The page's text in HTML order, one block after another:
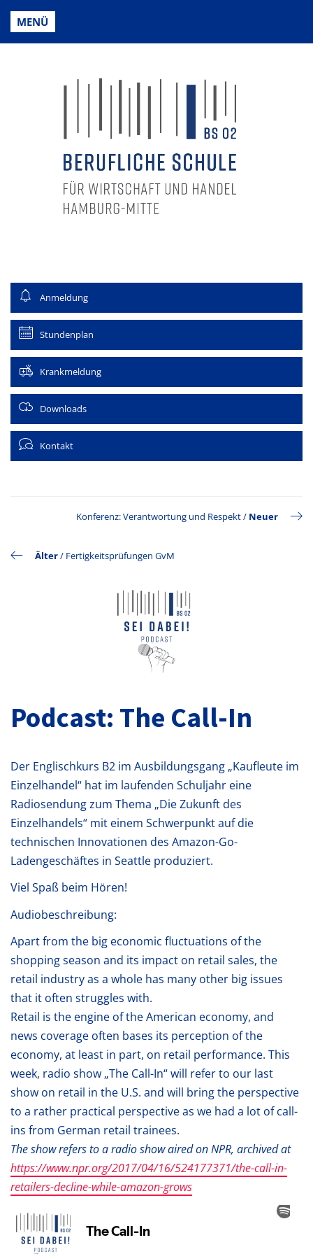
MENÜ
Anmeldung
Stundenplan
Krankmeldung
Downloads
Kontakt
Konferenz: Verantwortung und Respekt/ Neuer
Älter/ Fertigkeitsprüfungen GvM
Podcast: The Call-In
Der Englischkurs B2 im Ausbildungsgang „Kaufleute im
Einzelhandel“ hat im laufenden Schuljahr eine
Radiosendung zum Thema „Die Zukunft des
Einzelhandels“ mit einem Schwerpunkt auf die
technischen Innovationen des Amazon-Go-
Ladengeschäftes in Seattle produziert.
Viel Spaß beim Hören!
Audiobeschreibung:
Apart from the big economic fluctuations of the
shopping season and its impact on retail sales, the
retail industry as a whole has many other big issues
that it often struggles with.
Retail is the engine of the American economy, and
news coverage often bases its perception of the
economy, at least in part, on retail performance. This
week, radio show „The Call-In“ will refer to our last
show on retail in the U.S. and will bring the perspective
to a rather practical perspective as we had a lot of call-
ins from German retail trainees.
The show refers to a radio show aired on NPR, archived at
https://www.npr.org/2017/04/16/524177371/the-call-in-
retailers-decline-while-amazon-grows